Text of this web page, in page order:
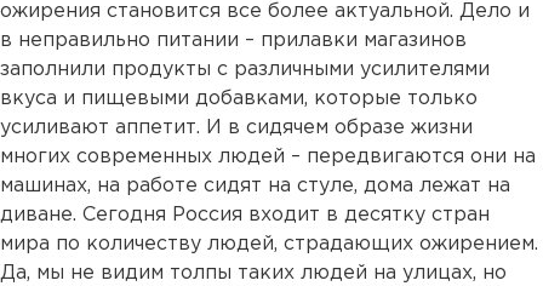
ожирения становится все более актуальной. Дело и
в неправильно питании – прилавки магазинов
заполнили продукты с различными усилителями
вкуса и пищевыми добавками, которые только
усиливают аппетит. И в сидячем образе жизни
многих современных людей – передвигаются они на
машинах, на работе сидят на стуле, дома лежат на
диване. Сегодня Россия входит в десятку стран
мира по количеству людей, страдающих ожирением.
Да, мы не видим толпы таких людей на улицах, но